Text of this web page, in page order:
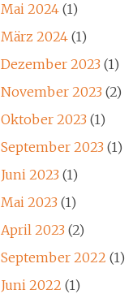
Mai 2024(1)
März 2024(1)
Dezember 2023 (1)
November 2023 (2)
Oktober 2023 (1)
September 2023 (1)
Juni 2023 (1)
Mai 2023 (1)
April 2023 (2)
September 2022 (1)
Juni 2022 (1)